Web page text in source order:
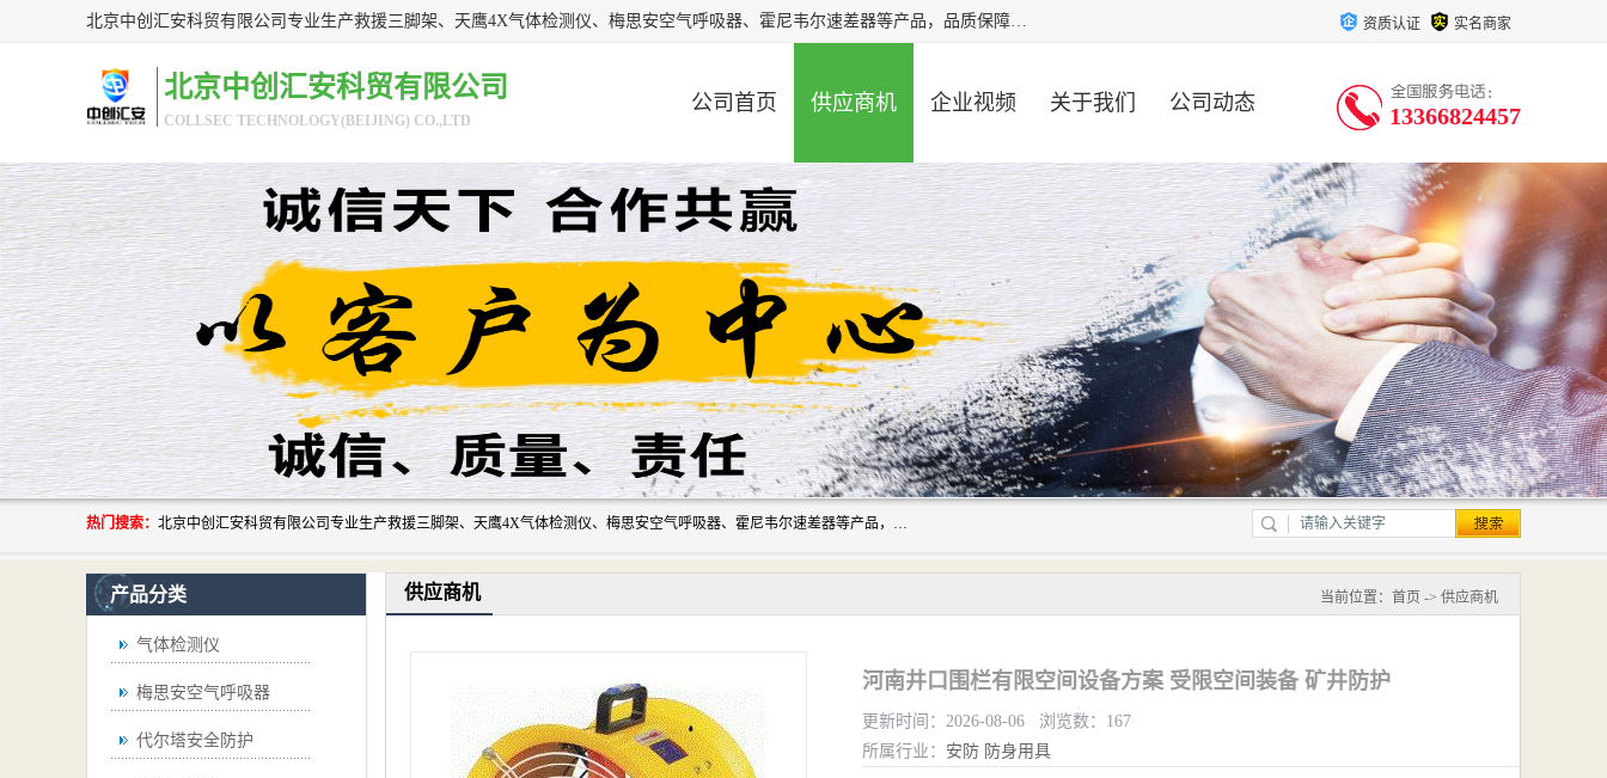
北京中创汇安科贸有限公司专业生产救援三脚架、天鹰4X气体检测仪、梅思安空气呼吸器、霍尼韦尔速差器等产品，品质保障，价格合理，欢迎在线致电咨询。 资质认证 实名商家
北京中创汇安科贸有限公司
COLLSEC TECHNOLOGY(BEIJING) CO.,LTD
公司首页 供应商机 企业视频 关于我们 公司动态 13366824457
热门搜索： 北京中创汇安科贸有限公司专业生产救援三脚架、天鹰4X气体检测仪、梅思安空气呼吸器、霍尼韦尔速差器等产品，品质保障，价格合理，欢迎在线致电咨询。
产品分类
气体检测仪
梅思安空气呼吸器
代尔塔安全防护
供应商机 当前位置： 首页 -> 供应商机
河南井口围栏有限空间设备方案 受限空间装备 矿井防护
更新时间：2026-08-06 浏览数：167
所属行业： 安防 防身用具